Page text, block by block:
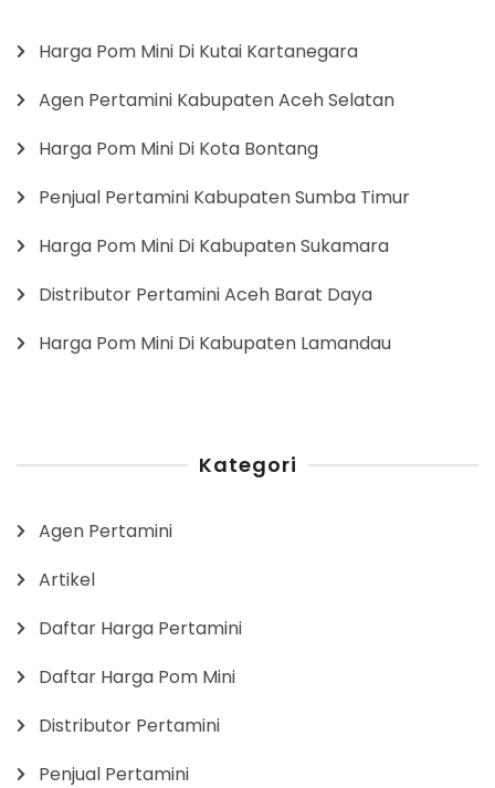
Harga Pom Mini Di Kutai Kartanegara
Agen Pertamini Kabupaten Aceh Selatan
Harga Pom Mini Di Kota Bontang
Penjual Pertamini Kabupaten Sumba Timur
Harga Pom Mini Di Kabupaten Sukamara
Distributor Pertamini Aceh Barat Daya
Harga Pom Mini Di Kabupaten Lamandau
Kategori
Agen Pertamini
Artikel
Daftar Harga Pertamini
Daftar Harga Pom Mini
Distributor Pertamini
Penjual Pertamini